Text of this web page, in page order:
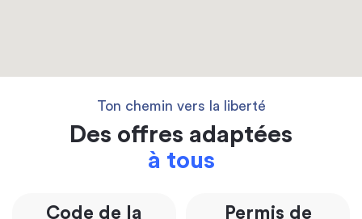
Ton chemin vers la liberté
Des offres adaptées
à tous
Code de la Permis de